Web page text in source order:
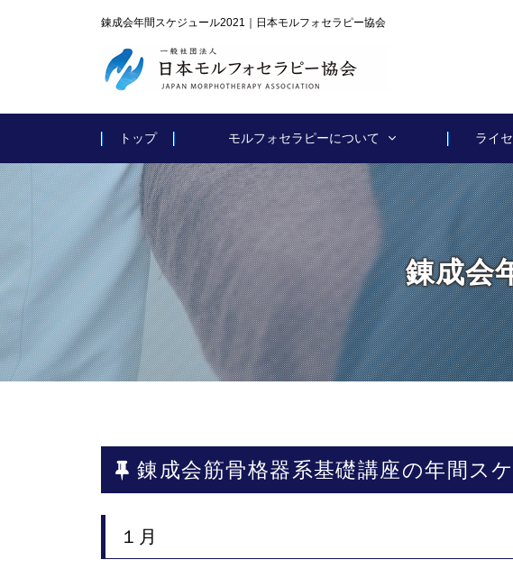
錬成会年間スケジュール2021｜日本モルフォセラピー協会
トップ モルフォセラピーについて ライ
錬成会
錬成会筋骨格器系基礎講座の年間ス
１月